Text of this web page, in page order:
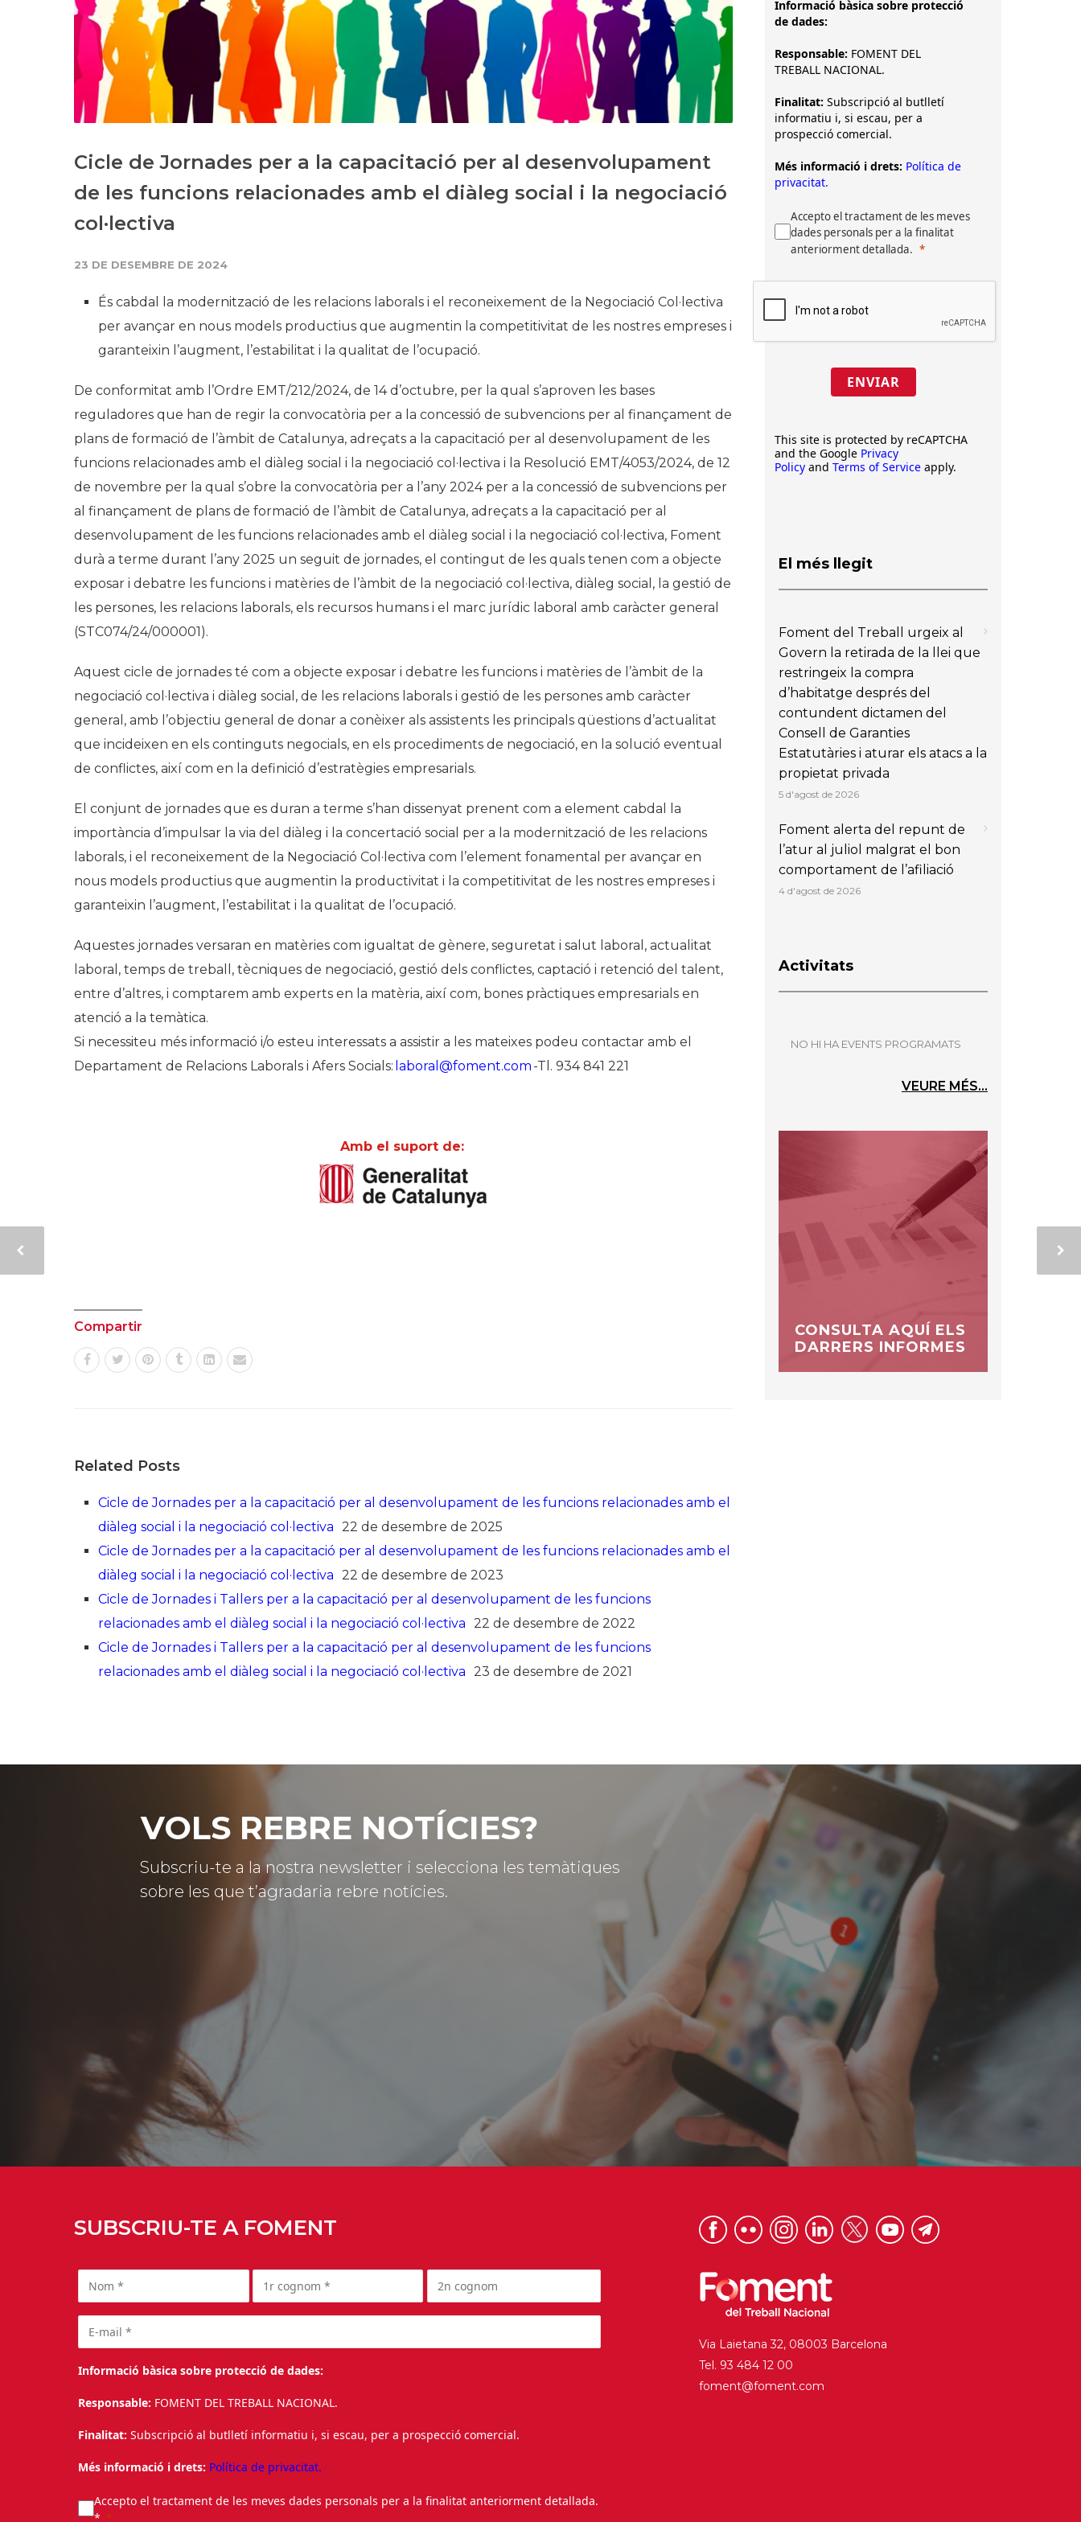
Història
Galeria de Presidents
Biblioteca Arxiu
Seu Social
Cicle de Jornades per a la capacitació per al desenvolupament
de les funcions relacionades amb el diàleg social i la negociació
col·lectiva
23 DE DESEMBRE DE 2024
És cabdal la modernització de les relacions laborals i el reconeixement de la Negociació Col·lectiva
per avançar en nous models productius que augmentin la competitivitat de les nostres empreses i
garanteixin l’augment, l’estabilitat i la qualitat de l’ocupació.
De conformitat amb l’Ordre EMT/212/2024, de 14 d’octubre, per la qual s’aproven les bases
reguladores que han de regir la convocatòria per a la concessió de subvencions per al finançament de
plans de formació de l’àmbit de Catalunya, adreçats a la capacitació per al desenvolupament de les
funcions relacionades amb el diàleg social i la negociació col·lectiva i la Resolució EMT/4053/2024, de 12
de novembre per la qual s’obre la convocatòria per a l’any 2024 per a la concessió de subvencions per
al finançament de plans de formació de l’àmbit de Catalunya, adreçats a la capacitació per al
desenvolupament de les funcions relacionades amb el diàleg social i la negociació col·lectiva, Foment
durà a terme durant l’any 2025 un seguit de jornades, el contingut de les quals tenen com a objecte
exposar i debatre les funcions i matèries de l’àmbit de la negociació col·lectiva, diàleg social, la gestió de
les persones, les relacions laborals, els recursos humans i el marc jurídic laboral amb caràcter general
(STC074/24/000001).
Aquest cicle de jornades té com a objecte exposar i debatre les funcions i matèries de l’àmbit de la
negociació col·lectiva i diàleg social, de les relacions laborals i gestió de les persones amb caràcter
general, amb l’objectiu general de donar a conèixer als assistents les principals qüestions d’actualitat
que incideixen en els continguts negocials, en els procediments de negociació, en la solució eventual
de conflictes, així com en la definició d’estratègies empresarials.
El conjunt de jornades que es duran a terme s’han dissenyat prenent com a element cabdal la
importància d’impulsar la via del diàleg i la concertació social per a la modernització de les relacions
laborals, i el reconeixement de la Negociació Col·lectiva com l’element fonamental per avançar en
nous models productius que augmentin la productivitat i la competitivitat de les nostres empreses i
garanteixin l’augment, l’estabilitat i la qualitat de l’ocupació.
Aquestes jornades versaran en matèries com igualtat de gènere, seguretat i salut laboral, actualitat
laboral, temps de treball, tècniques de negociació, gestió dels conflictes, captació i retenció del talent,
entre d’altres, i comptarem amb experts en la matèria, així com, bones pràctiques empresarials en
atenció a la temàtica.
Si necessiteu més informació i/o esteu interessats a assistir a les mateixes podeu contactar amb el
Departament de Relacions Laborals i Afers Socials: laboral@foment.com -Tl. 934 841 221
Amb el suport de:
Compartir
Related Posts
Cicle de Jornades per a la capacitació per al desenvolupament de les funcions relacionades amb el
diàleg social i la negociació col·lectiva 22 de desembre de 2025
Cicle de Jornades per a la capacitació per al desenvolupament de les funcions relacionades amb el
diàleg social i la negociació col·lectiva 22 de desembre de 2023
Cicle de Jornades i Tallers per a la capacitació per al desenvolupament de les funcions
relacionades amb el diàleg social i la negociació col·lectiva 22 de desembre de 2022
Cicle de Jornades i Tallers per a la capacitació per al desenvolupament de les funcions
relacionades amb el diàleg social i la negociació col·lectiva 23 de desembre de 2021
Informació bàsica sobre protecció
de dades:
Responsable: FOMENT DEL
TREBALL NACIONAL.
Finalitat: Subscripció al butlletí
informatiu i, si escau, per a
prospecció comercial.
Més informació i drets: Política de
privacitat.
Accepto el tractament de les meves
dades personals per a la finalitat
anteriorment detallada.
ENVIAR
This site is protected by reCAPTCHA
and the Google Privacy
Policy and Terms of Service apply.
El més llegit
Foment del Treball urgeix al
Govern la retirada de la llei que
restringeix la compra
d’habitatge després del
contundent dictamen del
Consell de Garanties
Estatutàries i aturar els atacs a la
propietat privada
5 d'agost de 2026
Foment alerta del repunt de
l’atur al juliol malgrat el bon
comportament de l’afiliació
4 d'agost de 2026
Activitats
NO HI HA EVENTS PROGRAMATS
VEURE MÉS...
CONSULTA AQUÍ ELS
DARRERS INFORMES
VOLS REBRE NOTÍCIES?
Subscriu-te a la nostra newsletter i selecciona les temàtiques
sobre les que t’agradaria rebre notícies.
SUBSCRIU-TE A FOMENT
Informació bàsica sobre protecció de dades:
Responsable: FOMENT DEL TREBALL NACIONAL.
Finalitat: Subscripció al butlletí informatiu i, si escau, per a prospecció comercial.
Més informació i drets: Política de privacitat.
Accepto el tractament de les meves dades personals per a la finalitat anteriorment detallada.
*
Via Laietana 32, 08003 Barcelona
Tel. 93 484 12 00
foment@foment.com